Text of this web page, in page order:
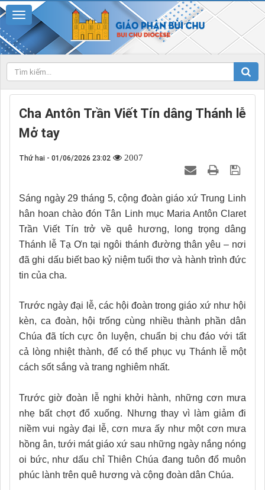
Cha Antôn Trần Viết Tín dâng Thánh lễ
Mở tay
Thứ hai - 01/06/2026 23:02 2007
Sáng ngày 29 tháng 5, cộng đoàn giáo xứ Trung Linh
hân hoan chào đón Tân Linh mục Maria Antôn Claret
Trần Viết Tín trở về quê hương, long trọng dâng
Thánh lễ Tạ Ơn tại ngôi thánh đường thân yêu – nơi
đã ghi dấu biết bao kỷ niệm tuổi thơ và hành trình đức
tin của cha.
Trước ngày đại lễ, các hội đoàn trong giáo xứ như hội
kèn, ca đoàn, hội trống cùng nhiều thành phần dân
Chúa đã tích cực ôn luyện, chuẩn bị chu đáo với tất
cả lòng nhiệt thành, để có thể phục vụ Thánh lễ một
cách sốt sắng và trang nghiêm nhất.
Trước giờ đoàn lễ nghi khởi hành, những cơn mưa
nhẹ bất chợt đổ xuống. Nhưng thay vì làm giảm đi
niềm vui ngày đại lễ, cơn mưa ấy như một cơn mưa
hồng ân, tưới mát giáo xứ sau những ngày nắng nóng
oi bức, như dấu chỉ Thiên Chúa đang tuôn đổ muôn
phúc lành trên quê hương và cộng đoàn dân Chúa.